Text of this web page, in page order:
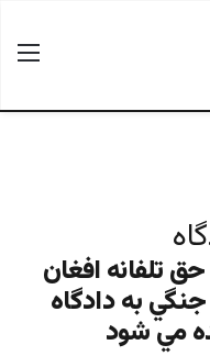
تلفانه افغان
به دادگاه
مي شود